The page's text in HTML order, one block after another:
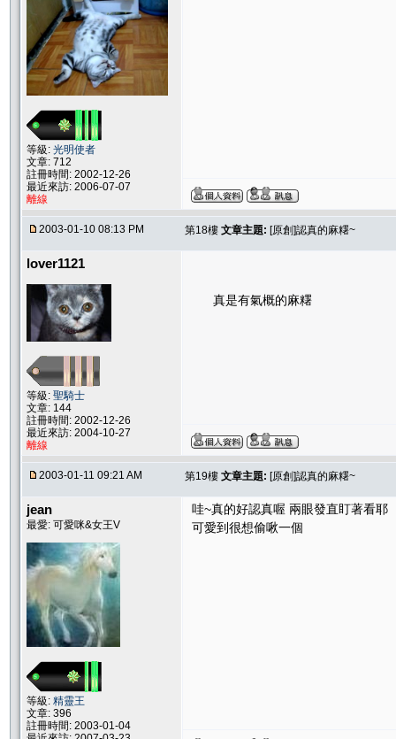
等級: 光明使者
文章: 712
註冊時間: 2002-12-26
最近來訪: 2006-07-07
離線
2003-01-10 08:13 PM 第18樓 文章主題: [原創]認真的麻糬~
lover1121
等級: 聖騎士
文章: 144
註冊時間: 2002-12-26
最近來訪: 2004-10-27
離線
真是有氣概的麻糬
2003-01-11 09:21 AM 第19樓 文章主題: [原創]認真的麻糬~
jean
最愛: 可愛咪&女王V
等級: 精靈王
文章: 396
註冊時間: 2003-01-04
哇~真的好認真喔 兩眼發直盯著看耶
可愛到很想偷啾一個